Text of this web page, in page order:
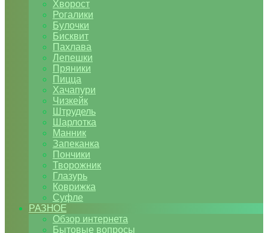
Хворост
Рогалики
Булочки
Бисквит
Пахлава
Лепешки
Пряники
Пицца
Хачапури
Чизкейк
Штрудель
Шарлотка
Манник
Запеканка
Пончики
Творожник
Глазурь
Коврижка
Суфле
РАЗНОЕ
Обзор интернета
Бытовые вопросы